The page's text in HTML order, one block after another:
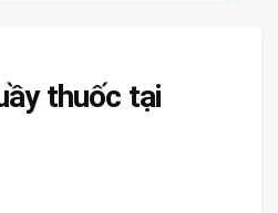
thuốc tại